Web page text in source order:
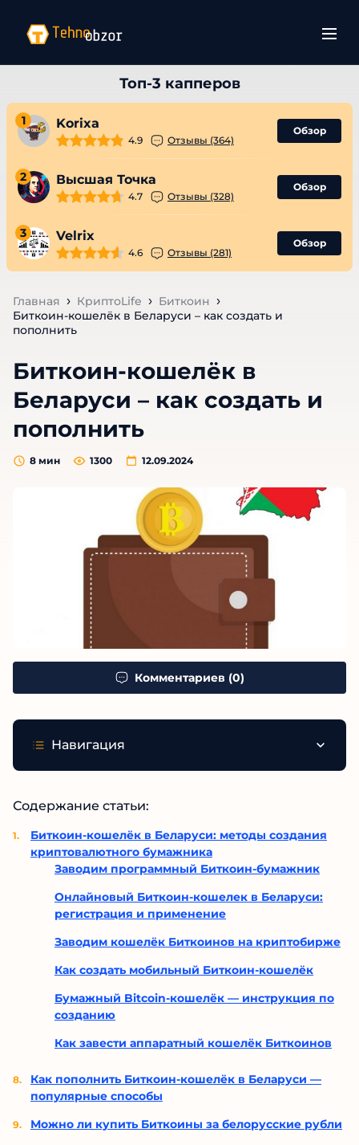
1 Korixa
4.9 Отзывы (364)
Обзор
2 Высшая Точка
4.7 Отзывы (328)
Обзор
3 Velrix
4.6 Отзывы (281)
Обзор
Главная КриптоLife
Биткоин
Биткоин-кошелёк в Беларуси – как создать и
пополнить
Биткоин-кошелёк в
Беларуси – как создать и
пополнить
12.09.2024
8 мин 1300
Комментариев (0)
Навигация
Содержание статьи:
Биткоин-кошелёк в Беларуси: методы создания
криптовалютного бумажника
Заводим программный Биткоин-бумажник
Онлайновый Биткоин-кошелек в Беларуси:
регистрация и применение
Заводим кошелёк Биткоинов на криптобирже
Как создать мобильный Биткоин-кошелёк
Бумажный Bitcoin-кошелёк — инструкция по
созданию
Как завести аппаратный кошелёк Биткоинов
Как пополнить Биткоин-кошелёк в Беларуси —
популярные способы
Можно ли купить Биткоины за белорусские рубли